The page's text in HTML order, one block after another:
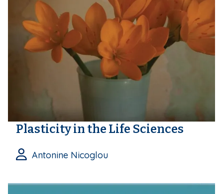
Plasticity in the Life Sciences
Antonine Nicoglou